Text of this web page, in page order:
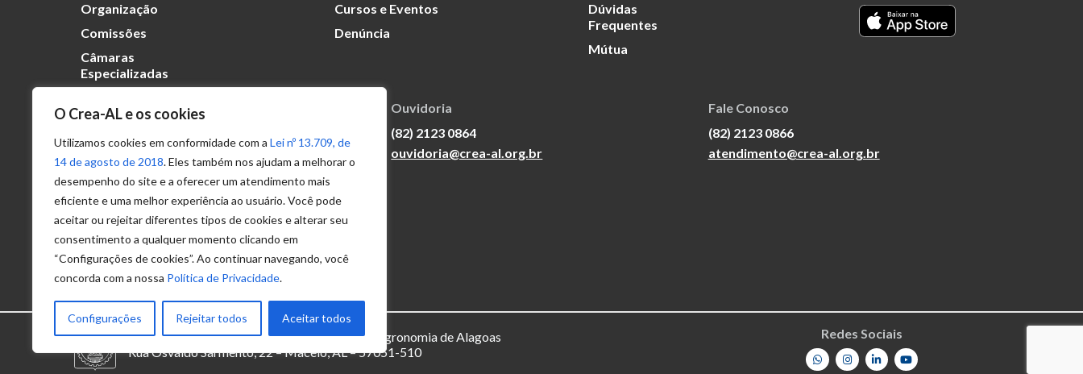
O Crea-AL e os cookies
Utilizamos cookies em conformidade com a Lei nº 13.709, de
14 de agosto de 2018. Eles também nos ajudam a melhorar o
desempenho do site e a oferecer um atendimento mais
eficiente e uma melhor experiência ao usuário. Você pode
aceitar ou rejeitar diferentes tipos de cookies e alterar seu
consentimento a qualquer momento clicando em
“Configurações de cookies”. Ao continuar navegando, você
concorda com a nossa Política de Privacidade.
Configurações Rejeitar todos Aceitar todos
Organização
Comissões
Câmaras
Especializadas
Cursos e Eventos
Denúncia
Dúvidas
Frequentes
Mútua
Transparência
Portal
Acesso à
Informação
Política de
Privacidade de
Dados
Ouvidoria
(82) 2123 0864
ouvidoria@crea-al.org.br
Fale Conosco
(82) 2123 0866
atendimento@crea-al.org.br
© 2025 – Conselho Regional de Engenharia e Agronomia de Alagoas
Rua Osvaldo Sarmento, 22 – Maceió, AL – 57051-510
Redes Sociais